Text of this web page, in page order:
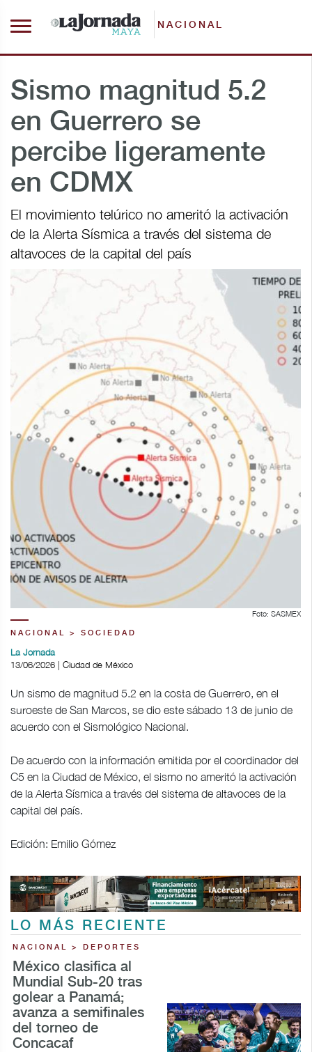
NACIONAL
Sismo magnitud 5.2
en Guerrero se
percibe ligeramente
en CDMX
El movimiento telúrico no ameritó la activación
de la Alerta Sísmica a través del sistema de
altavoces de la capital del país
Foto: SASMEX
NACIONAL > SOCIEDAD
La Jornada
13/06/2026 | Ciudad de México
Un sismo de magnitud 5.2 en la costa de Guerrero, en el
suroeste de San Marcos, se dio este sábado 13 de junio de
acuerdo con el Sismológico Nacional.
De acuerdo con la información emitida por el coordinador del
C5 en la Ciudad de México, el sismo no ameritó la activación
de la Alerta Sísmica a través del sistema de altavoces de la
capital del país.
Edición: Emilio Gómez
LO MÁS RECIENTE
NACIONAL > DEPORTES
México clasifica al
Mundial Sub-20 tras
golear a Panamá;
avanza a semifinales
del torneo de
Concacaf